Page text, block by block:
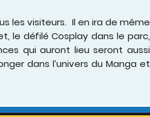
les visiteurs. Il en ira de même
le défilé Cosplay dans le parc,
qui auront lieu seront aussi
dans l’univers du Manga et